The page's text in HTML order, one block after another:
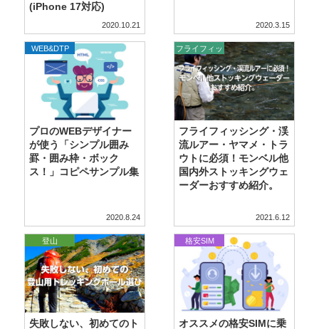
(iPhone 17対応)
2020.10.21 2020.3.15
プロのWEBデザイナー
が使う「シンプル囲み
罫・囲み枠・ボック
ス！」コピペサンプル集
2020.8.24
WordPress
,
WEB&DTP
フライフィッシング・渓
流ルアー・ヤマメ・トラ
ウトに必須！モンベル他
国内外ストッキングウェ
ーダーおすすめ紹介。
2021.6.12
フライフィッ
シング
失敗しない、初めてのト
登山
オススメの格安SIMに乗
格安SIM